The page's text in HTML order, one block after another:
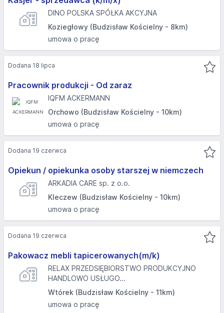
DINO POLSKA SPÓŁKA AKCYJNA
Koziegłowy (Budzisław Kościelny - 8km)
umowa o pracę
Pracownik produkcji - Od zaraz
IQFM ACKERMANN
Orchowo (Budzisław Kościelny - 10km)
umowa o pracę
Dodana 18 lipca
Opiekun / opiekunka osoby starszej w niemczech
ARKADIA CARE sp. z o.o.
Kleczew (Budzisław Kościelny - 10km)
umowa o pracę
Dodana 19 czerwca
Pakowacz mebli tapicerowanych(m/k)
RELAX PRZEDSIĘBIORSTWO PRODUKCYJNO
HANDLOWO USŁUGO...
Wtórek (Budzisław Kościelny - 11km)
umowa o pracę
Dodana 19 czerwca